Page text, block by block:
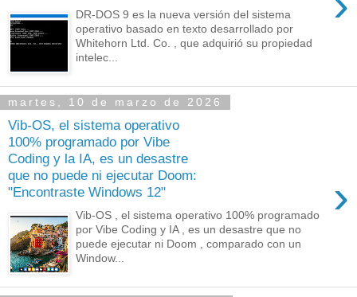
DR-DOS 9 es la nueva versión del sistema
operativo basado en texto desarrollado por
Whitehorn Ltd. Co. , que adquirió su propiedad
intelec...
martes, 10 de marzo de 2026
Vib-OS, el sistema operativo
100% programado por Vibe
Coding y la IA, es un desastre
que no puede ni ejecutar Doom:
"Encontraste Windows 12"
›
Vib-OS , el sistema operativo 100% programado
por Vibe Coding y IA , es un desastre que no
puede ejecutar ni Doom , comparado con un
Window...